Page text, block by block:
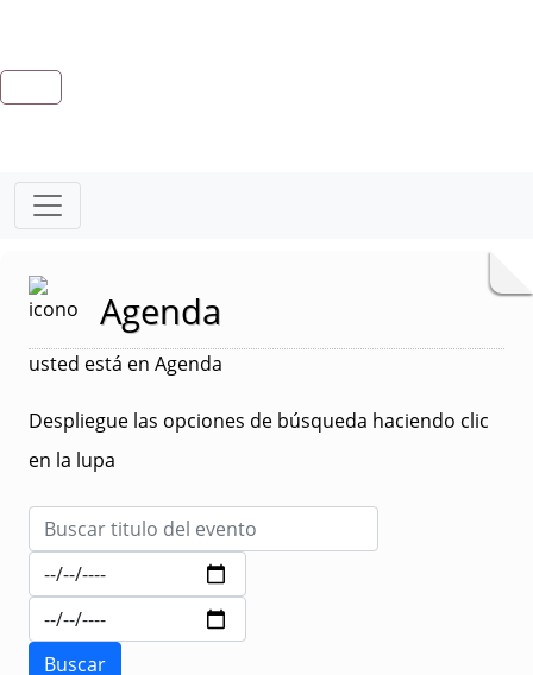
Agenda
usted está en Agenda
Despliegue las opciones de búsqueda haciendo clic
en la lupa